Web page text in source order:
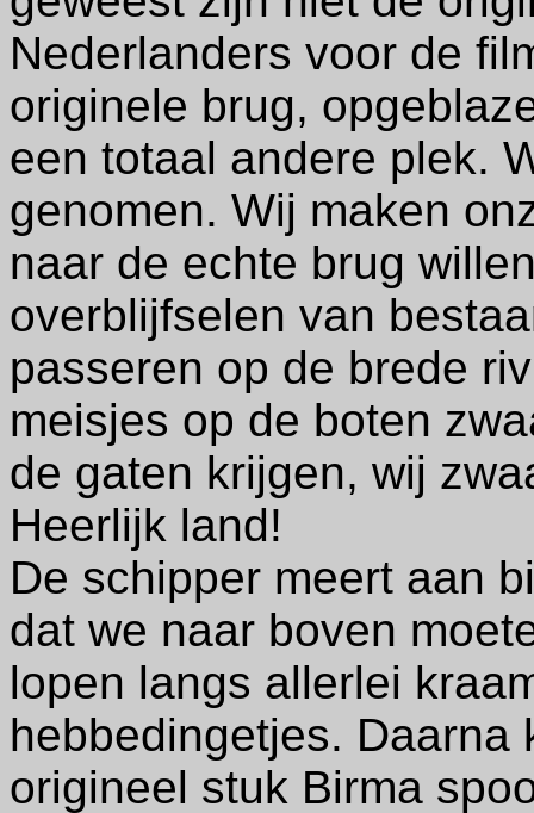
Nederlanders voor de
originele brug,
een totaal andere plek.
genomen. Wij maken
naar de echte brug
overblijfselen van
passeren op de brede
meisjes op de boten
de gaten krijgen, wij
Heerlijk land!
De schipper meert aan
dat we naar boven
lopen langs allerlei
hebbedingetjes. Daarna
origineel stuk Birma